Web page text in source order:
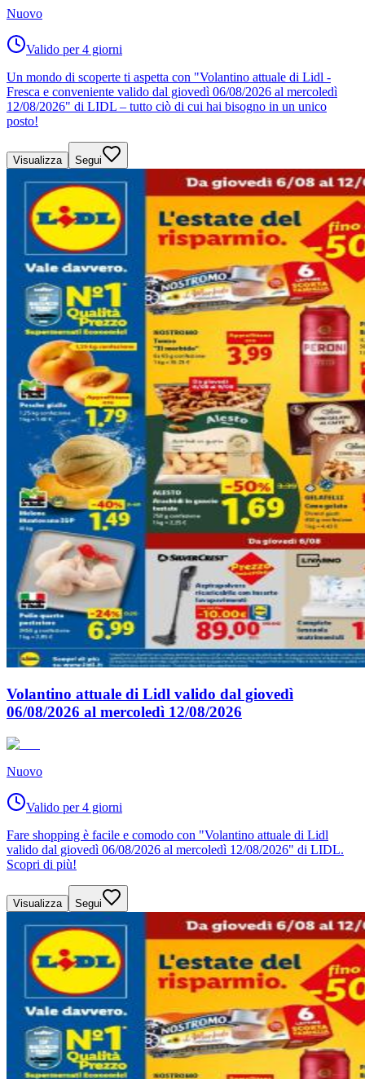
Nuovo
Valido per 4 giorni
Un mondo di scoperte ti aspetta con "Volantino attuale di Lidl -
Fresca e conveniente valido dal giovedì 06/08/2026 al mercoledì
12/08/2026" di LIDL – tutto ciò di cui hai bisogno in un unico
posto!
Visualizza Segui
Volantino attuale di Lidl valido dal giovedì
06/08/2026 al mercoledì 12/08/2026
Nuovo
Valido per 4 giorni
Fare shopping è facile e comodo con "Volantino attuale di Lidl
valido dal giovedì 06/08/2026 al mercoledì 12/08/2026" di LIDL.
Scopri di più!
Visualizza Segui